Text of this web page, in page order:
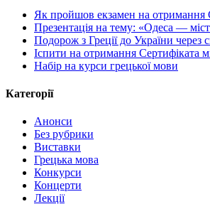
Як пройшов екзамен на отримання
Презентація на тему: «Одеса —
Подорож з Греції до України через
Іспити на отримання Сертифіката
Набір на курси грецької мови
Категорії
Анонси
Без рубрики
Виставки
Грецька мова
Конкурси
Концерти
Лекції